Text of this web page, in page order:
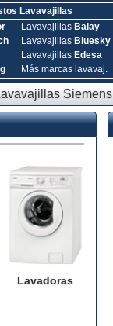
Lavavajillas
Lavavajillas Balay
Lavavajillas Bluesky
Lavavajillas Edesa
Más marcas lavavaj.
Siemens
Lavadoras